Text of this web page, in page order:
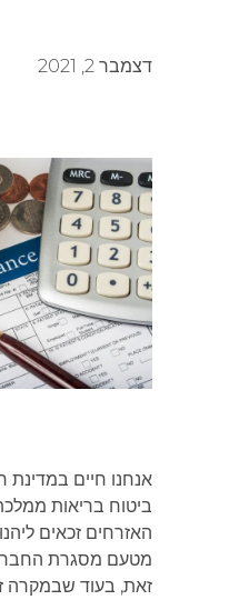
דצמבר 2, 2021
אנחנו חיים במדינת
ביטוח בריאות ממלכתי.
האזרחים זכאים ליהנות
מטעם מסגרת החברות
זאת, בעוד שבמקרה זה